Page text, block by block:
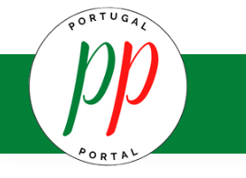
hoofd
inhoud
eerste
sidebar
voettekst